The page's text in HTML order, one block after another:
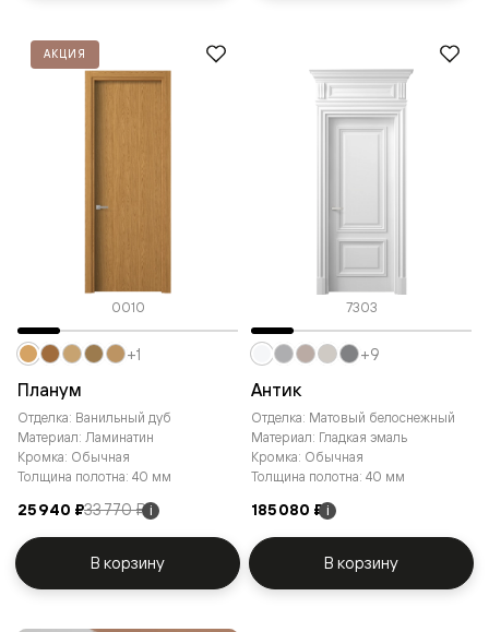
АКЦИЯ
0010
Планум
Отделка: Ванильный дуб
Материал: Ламинатин
Кромка: Обычная
Толщина полотна: 40 мм
25 940 ₽33 770 ₽ i
+1
В корзину
7303
Антик
Отделка: Матовый белоснежный
Материал: Гладкая эмаль
Кромка: Обычная
Толщина полотна: 40 мм
185 080 ₽ i
+9
В корзину